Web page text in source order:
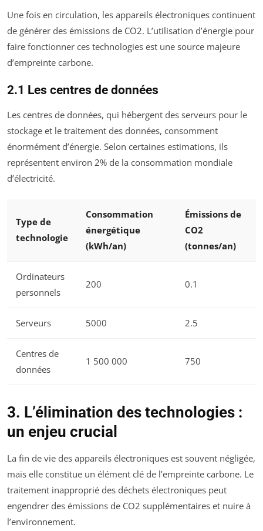
Une fois en circulation, les appareils électroniques continuent
de générer des émissions de CO2. L’utilisation d’énergie pour
faire fonctionner ces technologies est une source majeure
d’empreinte carbone.
2.1 Les centres de données
Les centres de données, qui hébergent des serveurs pour le
stockage et le traitement des données, consomment
énormément d’énergie. Selon certaines estimations, ils
représentent environ 2% de la consommation mondiale
d’électricité.
Type de
technologie
Consommation
énergétique
(kWh/an)
Émissions de
CO2
(tonnes/an)
Ordinateurs
personnels
200 0.1
Serveurs 5000 2.5
Centres de
données
1 500 000 750
3. L’élimination des technologies :
un enjeu crucial
La fin de vie des appareils électroniques est souvent négligée,
mais elle constitue un élément clé de l’empreinte carbone. Le
traitement inapproprié des déchets électroniques peut
engendrer des émissions de CO2 supplémentaires et nuire à
l’environnement.